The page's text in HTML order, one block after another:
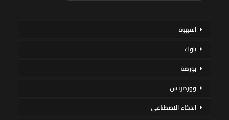
القهوة
بنوك
بورصة
ووردبريس
الذكاء الاصطناعي